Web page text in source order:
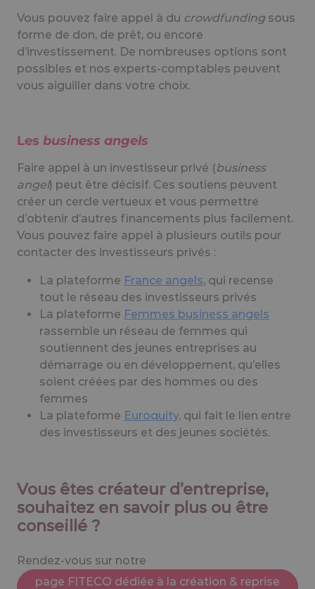
Vous pouvez faire appel à du crowdfundingsous
forme de don, de prêt, ou encore
d’investissement. De nombreuses options sont
possibles et nos experts-comptables peuvent
vous aiguiller dans votre choix.
Les business angels
Faire appel à un investisseur privé (business
angel) peut être décisif. Ces soutiens peuvent
créer un cercle vertueux et vous permettre
d’obtenir d’autres financements plus facilement.
Vous pouvez faire appel à plusieurs outils pour
contacter des investisseurs privés :
La plateforme France angels, qui recense
tout le réseau des investisseurs privés
La plateforme Femmes business angels
rassemble un réseau de femmes qui
soutiennent des jeunes entreprises au
démarrage ou en développement, qu’elles
soient créées par des hommes ou des
femmes
La plateforme Euroquity, qui fait le lien entre
des investisseurs et des jeunes sociétés.
Vous êtes créateur d’entreprise,
souhaitez en savoir plus ou être
conseillé ?
Rendez-vous sur notre
page FITECO dédiée à la création & reprise